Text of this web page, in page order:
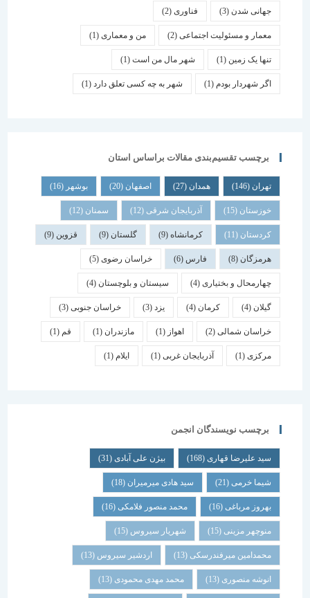
جهانی شدن(3) فناوری (2)
معمار و مسئولیت اجتماعی (2) من و معماری (1)
تنها یک زمین(1) شهر مال من است(1)
اگر شهردار بودم (1) شهر به چه کسی تعلق دارد(1)
برچسب تقسیم‌بندی مقالات براساس استان
همدان اصفهان (20) بوشهر
خوزستان(15) آذربایجان شرقی(12) سمنان (12)
کردستان(11) کرمانشاه(9) گلستان (9) قزوین
هرمزگان(8) فارس خراسان رضوی(5)
چهارمحال و بختیاری (4) سیستان و بلوچستان(4)
کرمان یزد خراسان جنوبی(3)
خراسان شمالی(2) اهواز مازندران(1) قم
(1) آذربایجان غربی(1) ایلام
برچسب نویسندگان انجمن
سید علیرضا قهاری(168) بیژن علی آبادی(31)
شیما خرمی(21) سید هادی میرمیران(18)
بهروز مرباغی (16) محمد منصور فلامکی (16)
منوچهر مزینی(15) شهریار سیروس(15)
محمدامین میرفندرسکی(13) اردشیر سیروس(13)
انوشه منصوری(13) محمد مهدی محمودی(13)